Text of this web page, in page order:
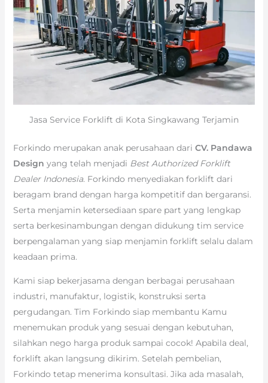
Jasa Service Forklift di Kota Singkawang Terjamin
Forkindo merupakan anak perusahaan dari CV. Pandawa
Design yang telah menjadi Best Authorized Forklift
Dealer Indonesia. Forkindo menyediakan forklift dari
beragam brand dengan harga kompetitif dan bergaransi.
Serta menjamin ketersediaan spare part yang lengkap
serta berkesinambungan dengan didukung tim service
berpengalaman yang siap menjamin forklift selalu dalam
keadaan prima.
Kami siap bekerjasama dengan berbagai perusahaan
industri, manufaktur, logistik, konstruksi serta
pergudangan. Tim Forkindo siap membantu Kamu
menemukan produk yang sesuai dengan kebutuhan,
silahkan nego harga produk sampai cocok! Apabila deal,
forklift akan langsung dikirim. Setelah pembelian,
Forkindo tetap menerima konsultasi. Jika ada masalah,